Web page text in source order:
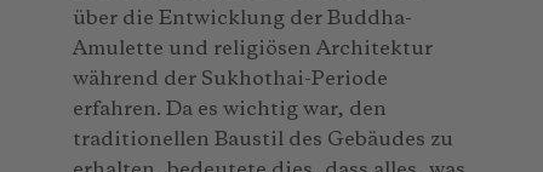
über die Entwicklung der Buddha-
Amulette und religiösen Architektur
während der Sukhothai-Periode
erfahren. Da es wichtig war, den
traditionellen Baustil des Gebäudes zu